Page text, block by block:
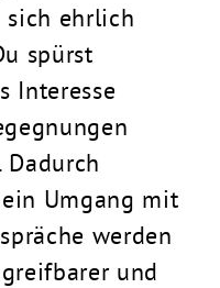
sich ehrlich
spürst
Interesse
Umgang mit
werden
und